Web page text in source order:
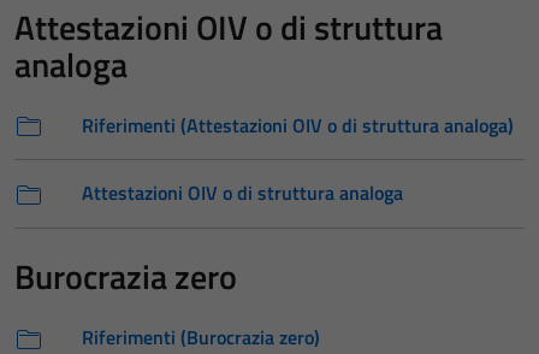
Attestazioni OIV o di struttura
analoga
Riferimenti (Attestazioni OIV o di struttura analoga)
Attestazioni OIV o di struttura analoga
Burocrazia zero
Riferimenti (Burocrazia zero)